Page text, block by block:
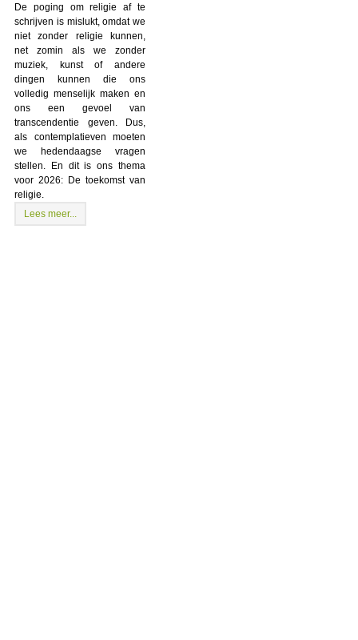
De poging om religie af te
schrijven is mislukt, omdat we
niet zonder religie kunnen,
net zomin als we zonder
muziek, kunst of andere
dingen kunnen die ons
volledig menselijk maken en
ons een gevoel van
transcendentie geven. Dus,
als contemplatieven moeten
we hedendaagse vragen
stellen. En dit is ons thema
voor 2026: De toekomst van
religie.
Lees meer...